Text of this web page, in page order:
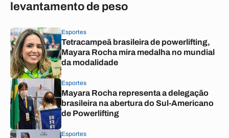
levantamento de peso
Esportes
Tetracampeã brasileira de powerlifting,
Mayara Rocha mira medalha no mundial
da modalidade
Esportes
Mayara Rocha representa a delegação
brasileira na abertura do Sul-Americano
de Powerlifting
Esportes